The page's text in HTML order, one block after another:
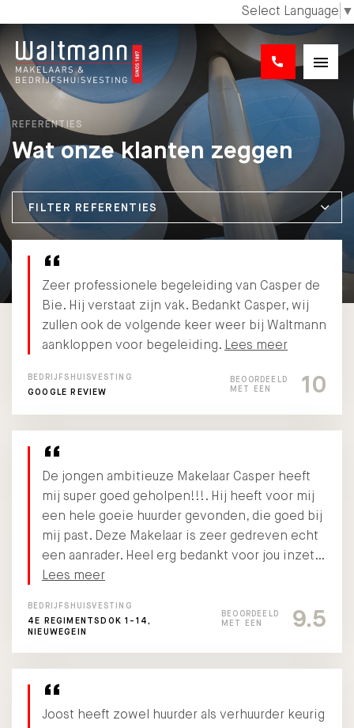
Select Language ▼
REFERENTIES
Wat onze klanten zeggen
FILTER REFERENTIES
Zeer professionele begeleiding van Casper de
Bie. Hij verstaat zijn vak. Bedankt Casper, wij
zullen ook de volgende keer weer bij Waltmann
aankloppen voor begeleiding. Lees meer
BEDRIJFSHUISVESTING
GOOGLE REVIEW
BEOORDEELD
MET EEN
10
De jongen ambitieuze Makelaar Casper heeft
mij super goed geholpen!!!. Hij heeft voor mij
een hele goeie huurder gevonden, die goed bij
mij past. Deze Makelaar is zeer gedreven echt
een aanrader. Heel erg bedankt voor jou inzet…
Lees meer
BEDRIJFSHUISVESTING
4E REGIMENTSDOK 1-14,
NIEUWEGEIN
BEOORDEELD
MET EEN
9.5
Joost heeft zowel huurder als verhuurder keurig